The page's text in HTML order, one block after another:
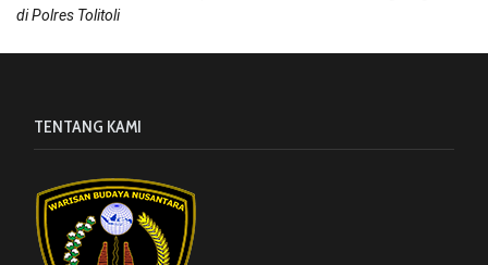
di Polres Tolitoli
TENTANG KAMI